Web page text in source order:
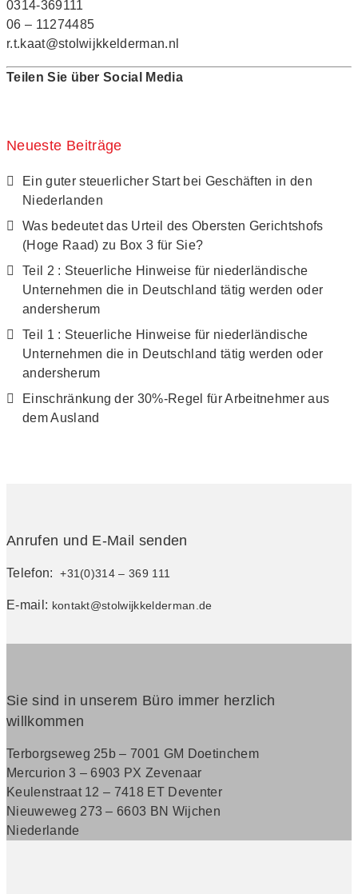
0314-369111
06 – 11274485
r.t.kaat@stolwijkkelderman.nl
Teilen Sie über Social Media
Neueste Beiträge
Ein guter steuerlicher Start bei Geschäften in den
Niederlanden
Was bedeutet das Urteil des Obersten Gerichtshofs
(Hoge Raad) zu Box 3 für Sie?
Teil 2 : Steuerliche Hinweise für niederländische
Unternehmen die in Deutschland tätig werden oder
andersherum
Teil 1 : Steuerliche Hinweise für niederländische
Unternehmen die in Deutschland tätig werden oder
andersherum
Einschränkung der 30%-Regel für Arbeitnehmer aus
dem Ausland
Anrufen und E-Mail senden
Telefon: +31(0)314 – 369 111
E-mail: kontakt@stolwijkkelderman.de
Sie sind in unserem Büro immer herzlich
willkommen
Terborgseweg 25b – 7001 GM Doetinchem
Mercurion 3 – 6903 PX Zevenaar
Keulenstraat 12 – 7418 ET Deventer
Nieuweweg 273 –6603 BN Wijchen
Niederlande